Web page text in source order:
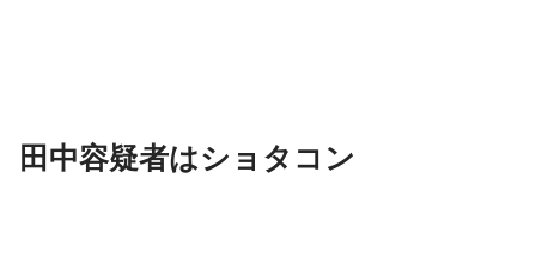
田中容疑者はショタコン